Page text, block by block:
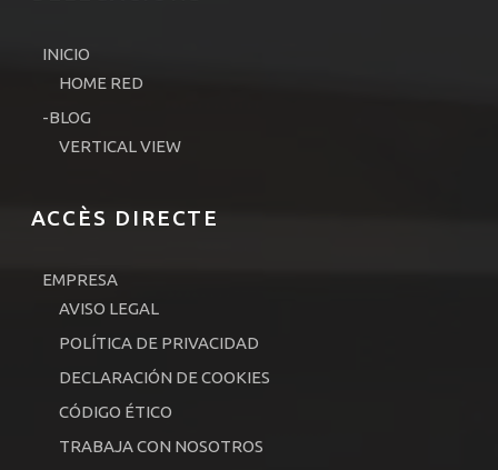
INICIO
HOME RED
-BLOG
VERTICAL VIEW
ACCÈS DIRECTE
EMPRESA
AVISO LEGAL
POLÍTICA DE PRIVACIDAD
DECLARACIÓN DE COOKIES
CÓDIGO ÉTICO
TRABAJA CON NOSOTROS